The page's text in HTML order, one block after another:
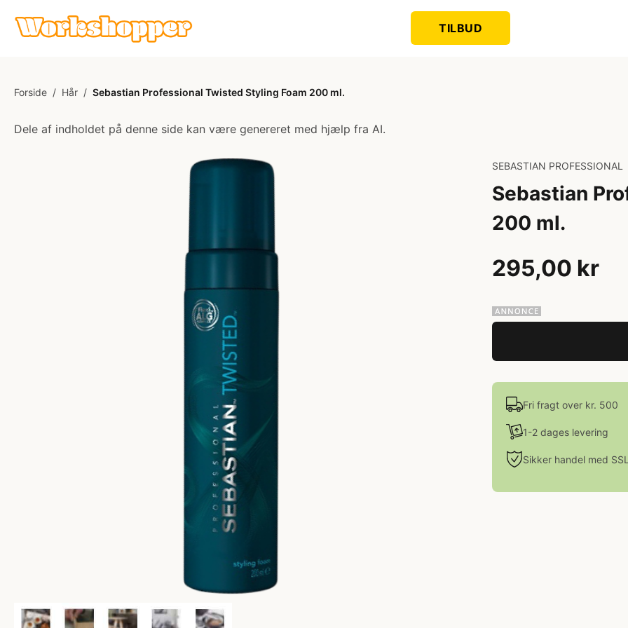
TILBUD
Forside / Hår / Sebastian Professional Twisted Styling Foam 200 ml.
Dele af indholdet på denne side kan være genereret med hjælp fra AI.
SEBASTIAN PROFESSIONAL
Sebastian
200 ml.
295,00 kr
Fri fragt over kr. 500
1-2 dages levering
Sikker handel med SSL